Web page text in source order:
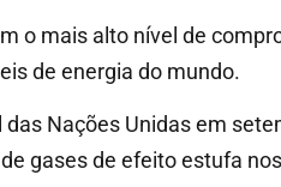
o mais alto nível de
de energia do mundo.
Nações Unidas em
gases de efeito estufa